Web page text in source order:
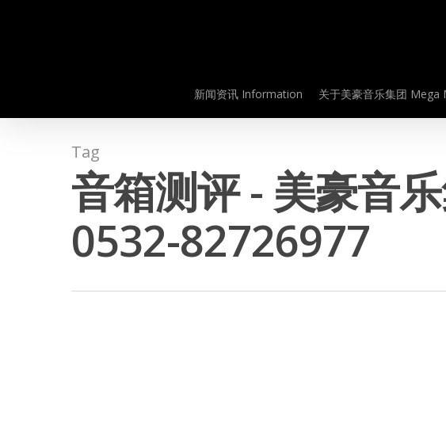
Hit enter to search or ESC to close
新闻资讯 Information 关于美豪音乐集团 Mega
Tag
音箱测评 - 美豪音
0532-82726977